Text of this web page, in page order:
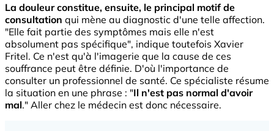
La douleur constitue, ensuite, le principal motif de
consultation qui mène au diagnostic d'une telle affection.
"Elle fait partie des symptômes mais elle n'est
absolument pas spécifique", indique toutefois Xavier
Fritel. Ce n'est qu'à l'imagerie que la cause de ces
souffrance peut être définie. D'où l'importance de
consulter un professionnel de santé. Ce spécialiste résume
la situation en une phrase : "Il n'est pas normal d'avoir
mal." Aller chez le médecin est donc nécessaire.